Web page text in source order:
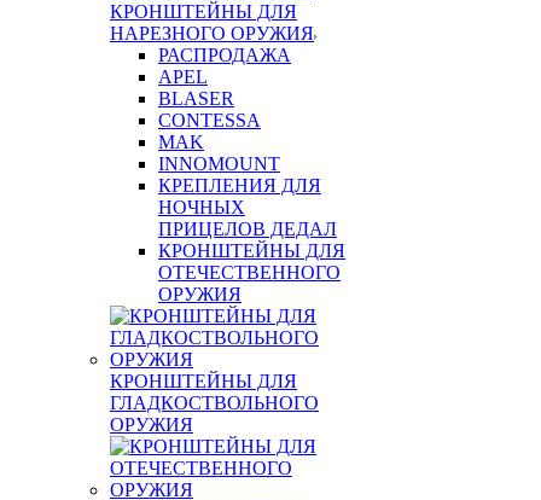
КРОНШТЕЙНЫ ДЛЯ
НАРЕЗНОГО ОРУЖИЯ
РАСПРОДАЖА
APEL
BLASER
CONTESSA
MAK
INNOMOUNT
КРЕПЛЕНИЯ ДЛЯ
НОЧНЫХ
ПРИЦЕЛОВ ДЕДАЛ
КРОНШТЕЙНЫ ДЛЯ
ОТЕЧЕСТВЕННОГО
ОРУЖИЯ
КРОНШТЕЙНЫ ДЛЯ
ГЛАДКОСТВОЛЬНОГО
ОРУЖИЯ